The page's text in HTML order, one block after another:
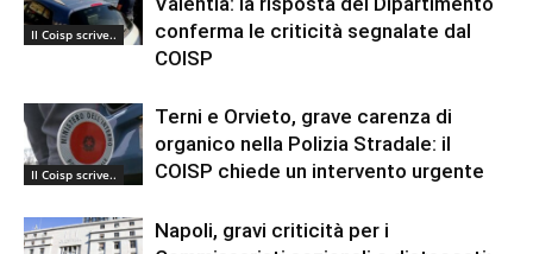
Il Coisp scrive..
conferma le criticità segnalate dal
COISP
Il Coisp scrive..
Terni e Orvieto, grave carenza di
organico nella Polizia Stradale: il
COISP chiede un intervento urgente
Napoli, gravi criticità per i